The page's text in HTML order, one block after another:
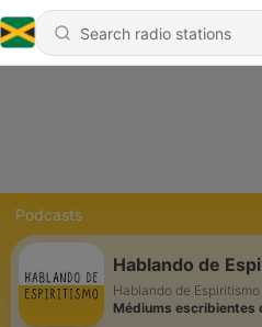
Podcasts
Hablando de
Hablando de Espiritismo
Médiums escribientes